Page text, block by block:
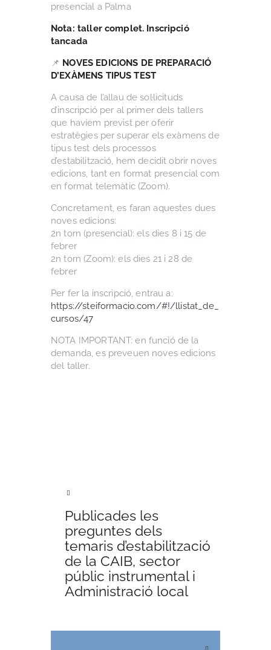
presencial a Palma
Nota: taller complet. Inscripció
tancada
📌 NOVES EDICIONS DE PREPARACIÓ
D’EXÀMENS TIPUS TEST
A causa de l’allau de sol·licituds
d’inscripció per al primer dels tallers
que havíem previst per oferir
estratègies per superar els exàmens de
tipus test dels processos
d’estabilització, hem decidit obrir noves
edicions, tant en format presencial com
en format telemàtic (Zoom).
Concretament, es faran aquestes dues
noves edicions:
2n torn (presencial): els dies 8 i 15 de
febrer
2n torn (Zoom): els dies 21 i 28 de
febrer
Per fer la inscripció, entrau a:
https://steiformacio.com/#!/llistat_de_
cursos/47
NOTA IMPORTANT: en funció de la
demanda, es preveuen noves edicions
del taller.
Publicades les
preguntes dels
temaris d’estabilització
de la CAIB, sector
públic instrumental i
Administració local